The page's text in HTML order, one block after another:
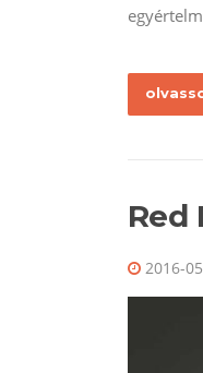
Red
2016-